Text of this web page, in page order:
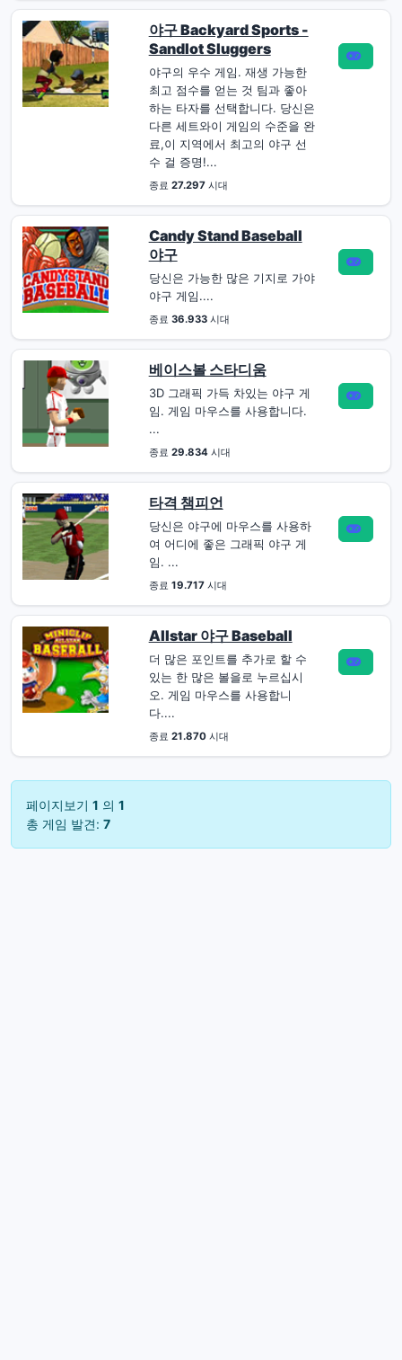
야구 Backyard Sports -
Sandlot Sluggers
야구의 우수 게임. 재생 가능한
최고 점수를 얻는 것 팀과 좋아
하는 타자를 선택합니다. 당신은
다른 세트와이 게임의 수준을 완
료,이 지역에서 최고의 야구 선
수 걸 증명!...
종료 27.297시대
Candy Stand Baseball
야구
당신은 가능한 많은 기지로 가야
야구 게임....
종료 36.933시대
베이스볼 스타디움
3D 그래픽 가득 차있는 야구 게
임. 게임 마우스를 사용합니다.
...
종료 29.834시대
타격 챔피언
당신은 야구에 마우스를 사용하
여 어디에 좋은 그래픽 야구 게
임. ...
종료 19.717시대
Allstar 야구 Baseball
더 많은 포인트를 추가로 할 수
있는 한 많은 볼을로 누르십시
오. 게임 마우스를 사용합니
다....
종료 21.870시대
페이지보기 1 의 1
총 게임 발견: 7